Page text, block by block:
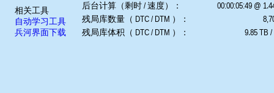
相关工具
自动学习工具
兵河界面下载
后台计算（剩时 / 速度）：
00:00:05:49 @
残局库数量（ DTC / DTM ）：
残局库体积（ DTC / DTM ）：
9.85 TB